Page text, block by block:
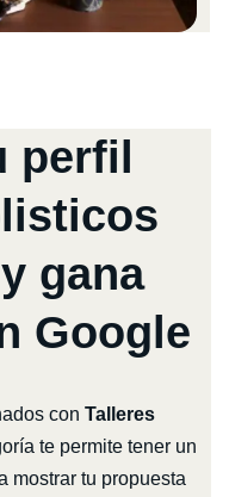
perfil
gana
Google
con Talleres
te permite tener un
mostrar tu propuesta